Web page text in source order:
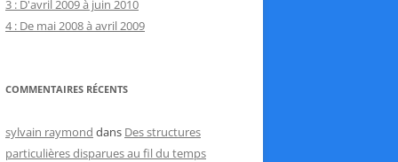
3 : D'avril 2009 à juin 2010
4 : De mai 2008 à avril 2009
COMMENTAIRES RÉCENTS
sylvain raymond dans Des structures
particulières disparues au fil du temps